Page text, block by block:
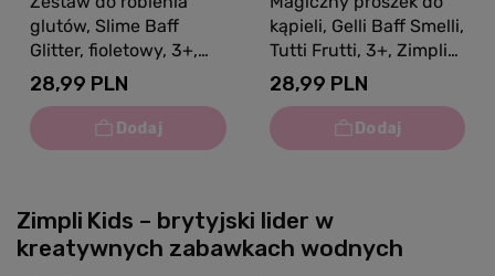
glutów, Slime Baff
Glitter, fioletowy, 3+,
Zimpli Kids
28,99 PLN
kąpieli, Gelli Baff Smelli,
Tutti Frutti, 3+, Zimpli
Kids
28,99 PLN
Zimpli Kids – brytyjski lider w
kreatywnych zabawkach wodnych